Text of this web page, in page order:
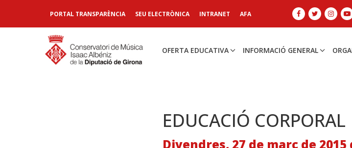
PORTAL TRANSPARÈNCIA SEU ELECTRÒNICA INTRANET AFA
OFERTA EDUCATIVA INFORMACIÓ GENERAL
EDUCACIÓ CORPORAL
Divendres, 27 de març de 2015